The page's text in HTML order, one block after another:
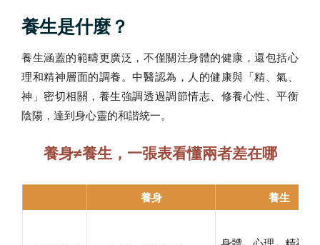
養生是什麼？
養生涵蓋的範疇更廣泛，不僅關注身體的健康，還包括心
理和精神層面的調養。中醫認為，人的健康與「精、氣、
神」密切相關，養生強調透過調節情志、修養心性、平衡
陰陽，達到身心靈的和諧統一。
養身≠養生，一張表看懂兩者差在哪
養身 養生